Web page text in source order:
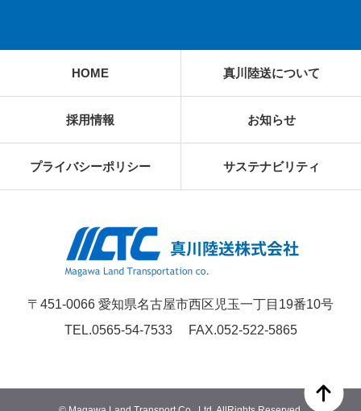
HOME 真川陸送について
採用情報 お知らせ
プライバシーポリシー サステナビリティ
〒451-0066 愛知県名古屋市西区児玉一丁目19番10号
TEL.0565-54-7533FAX.052-522-5865